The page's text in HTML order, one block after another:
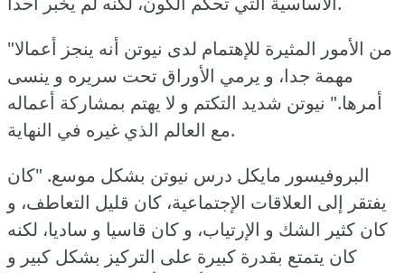
"من الأمور المثيرة للإهتمام لدى نيوتن أنه ينجز أعمالا
مهمة جدا، و يرمي الأوراق تحت سريره و ينسى
أمرها." نيوتن شديد التكتم و لا يهتم بمشاركة أعماله
مع العالم الذي غيره في النهاية.
البروفيسور مايكل درس نيوتن بشكل موسع. "كان
يفتقر إلى العلاقات الإجتماعية، كان قليل التعاطف، و
كان كثير الشك و الإرتياب، و كان قاسيا و ساديا، لكنه
كان يتمتع بقدرة كبيرة على التركيز بشكل كبير و